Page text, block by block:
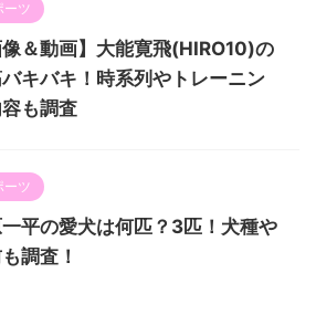
ーツ
像＆動画】大能寛飛(HIRO10)の
キバキ！時系列やトレーニン
も調査
ーツ
平の愛犬は何匹？3匹！犬種や
調査！